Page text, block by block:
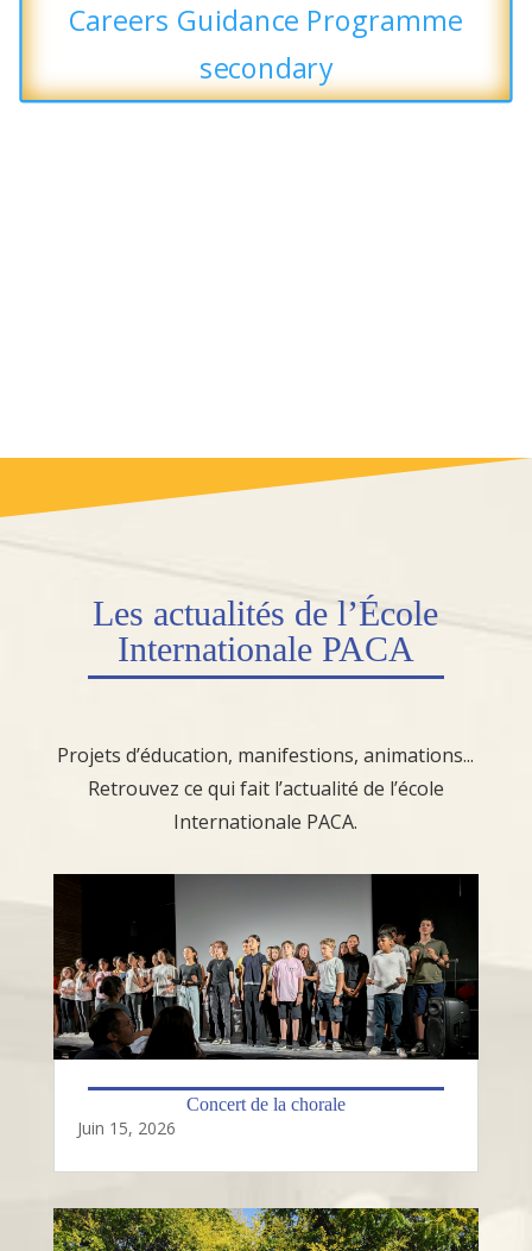
Careers Guidance Programme
secondary
Les actualités de l’École
Internationale PACA
Projets d’éducation, manifestions, animations...
Retrouvez ce qui fait l’actualité de l’école
Internationale PACA.
Concert de la chorale
Juin 15, 2026